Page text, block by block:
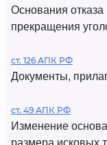
Основания отказа
прекращения
ст. 126 АПК РФ
Документы,
ст. 49 АПК РФ
Изменение
размера исковых